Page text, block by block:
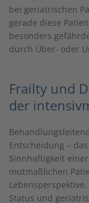
bei geriatrischen
gerade diese
besonders
durch Über- oder
Frailty und
der
Entscheidung –
Sinnhaftigkeit
mutmaßlichen
Status und